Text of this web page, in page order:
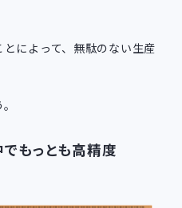
によって、無駄のない生産
でもっとも高精度